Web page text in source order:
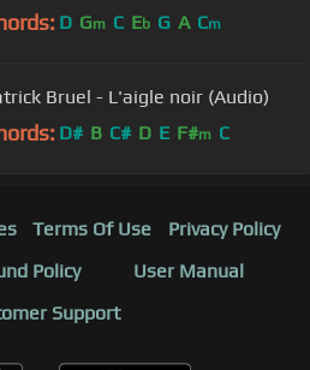
D Gm C Eb G A Cm
Bruel - L'aigle noir (Audio)
D# B C# D E F#m C
Terms Of Use
Privacy Policy
Policy
User Manual
Support